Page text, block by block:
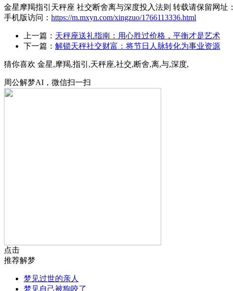
金星摩羯指引天秤座 社交断舍离与深度投入法则 转载请保留网址：
手机版访问： https://m.mxyn.com/xingzuo/1766113336.html
上一篇： 天秤座送礼指南：用心胜过价格，平衡才是艺术
下一篇： 解锁天秤社交财富：将节日人脉转化为事业资源
猜你喜欢 金星,摩羯,指引,天秤座,社交,断舍,离,与,深度,
周公解梦AI，微信扫一扫
点击
推荐解梦
梦见过世的亲人
梦见自己被狗咬了